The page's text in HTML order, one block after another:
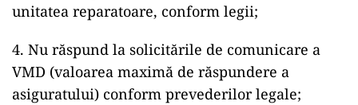
unitatea reparatoare, conform legii;
4. Nu răspund la solicitările de comunicare a
VMD (valoarea maximă de răspundere a
asiguratului) conform prevederilor legale;